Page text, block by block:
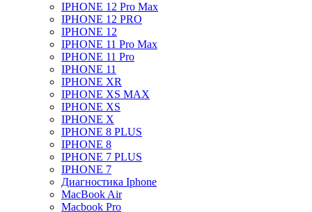
IPHONE 12 Pro Max
IPHONE 12 PRO
IPHONE 12
IPHONE 11 Pro Max
IPHONE 11 Pro
IPHONE 11
IPHONE XR
IPHONE XS MAX
IPHONE XS
IPHONE X
IPHONE 8 PLUS
IPHONE 8
IPHONE 7 PLUS
IPHONE 7
Диагностика Iphone
MacBook Air
Macbook Pro